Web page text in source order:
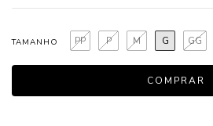
TAMANHO GG
G
M
P
PP